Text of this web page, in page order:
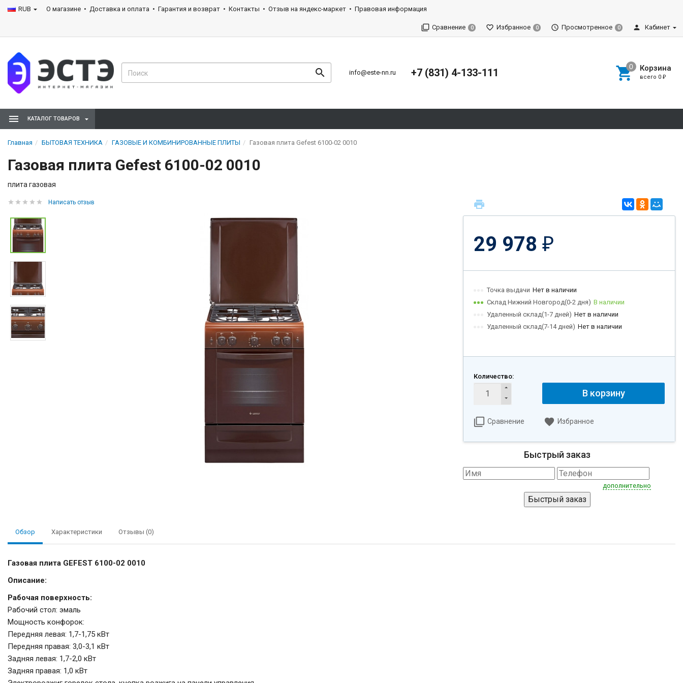
RUB О магазине Доставка и оплата Гарантия и возврат Контакты Отзыв на яндекс-маркет Правовая информация
Сравнение 0 Избранное 0 Просмотренное 0 Кабинет
info@este-nn.ru +7 (831) 4-133-111 Корзина
всего 0 ₽
КАТАЛОГ ТОВАРОВ
Главная БЫТОВАЯ ТЕХНИКА ГАЗОВЫЕ И КОМБИНИРОВАННЫЕ ПЛИТЫ Газовая плита Gefest 6100-02 0010
Газовая плита Gefest 6100-02 0010
плита газовая
Написать отзыв
29 978 ₽
Точка выдачи Нет в наличии
Склад Нижний Новгород(0-2 дня) В наличии
Удаленный склад(1-7 дней) Нет в наличии
Удаленный склад(7-14 дней) Нет в наличии
Количество:
В корзину
Сравнение Избранное
Быстрый заказ
дополнительно
Обзор Характеристики Отзывы (0)
Газовая плита GEFEST 6100-02 0010
Описание:
Рабочая поверхность:
Рабочий стол: эмаль
Мощность конфорок:
Передняя левая: 1,7-1,75 кВт
Передняя правая: 3,0-3,1 кВт
Задняя левая: 1,7-2,0 кВт
Задняя правая: 1,0 кВт